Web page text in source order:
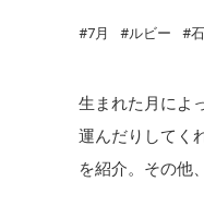
7月 ルビー
生まれた月によ
運んだりしてく
を紹介。その他